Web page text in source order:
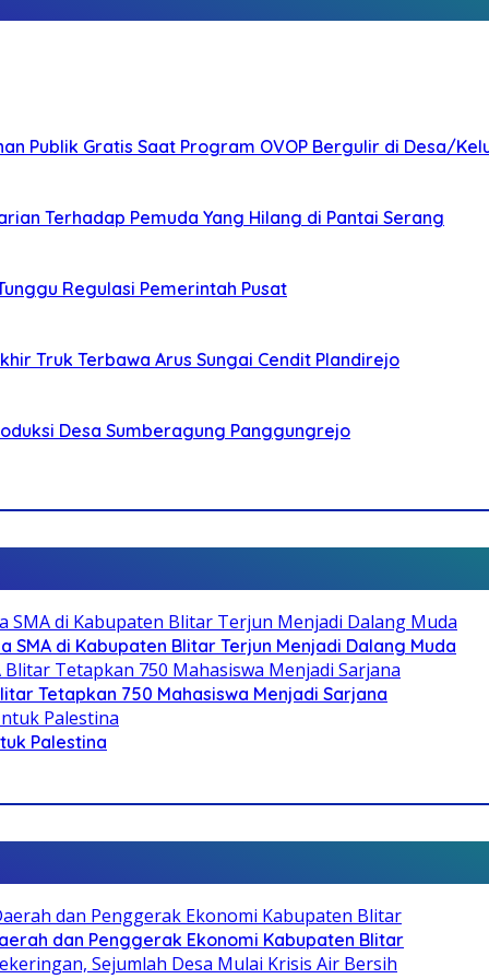
Publik Gratis Saat Program OVOP Bergulir di Desa/
Terhadap Pemuda Yang Hilang di Pantai Serang
Regulasi Pemerintah Pusat
Truk Terbawa Arus Sungai Cendit Plandirejo
Desa Sumberagung Panggungrejo
di Kabupaten Blitar Terjun Menjadi Dalang Muda
Tetapkan 750 Mahasiswa Menjadi Sarjana
Palestina
dan Penggerak Ekonomi Kabupaten Blitar